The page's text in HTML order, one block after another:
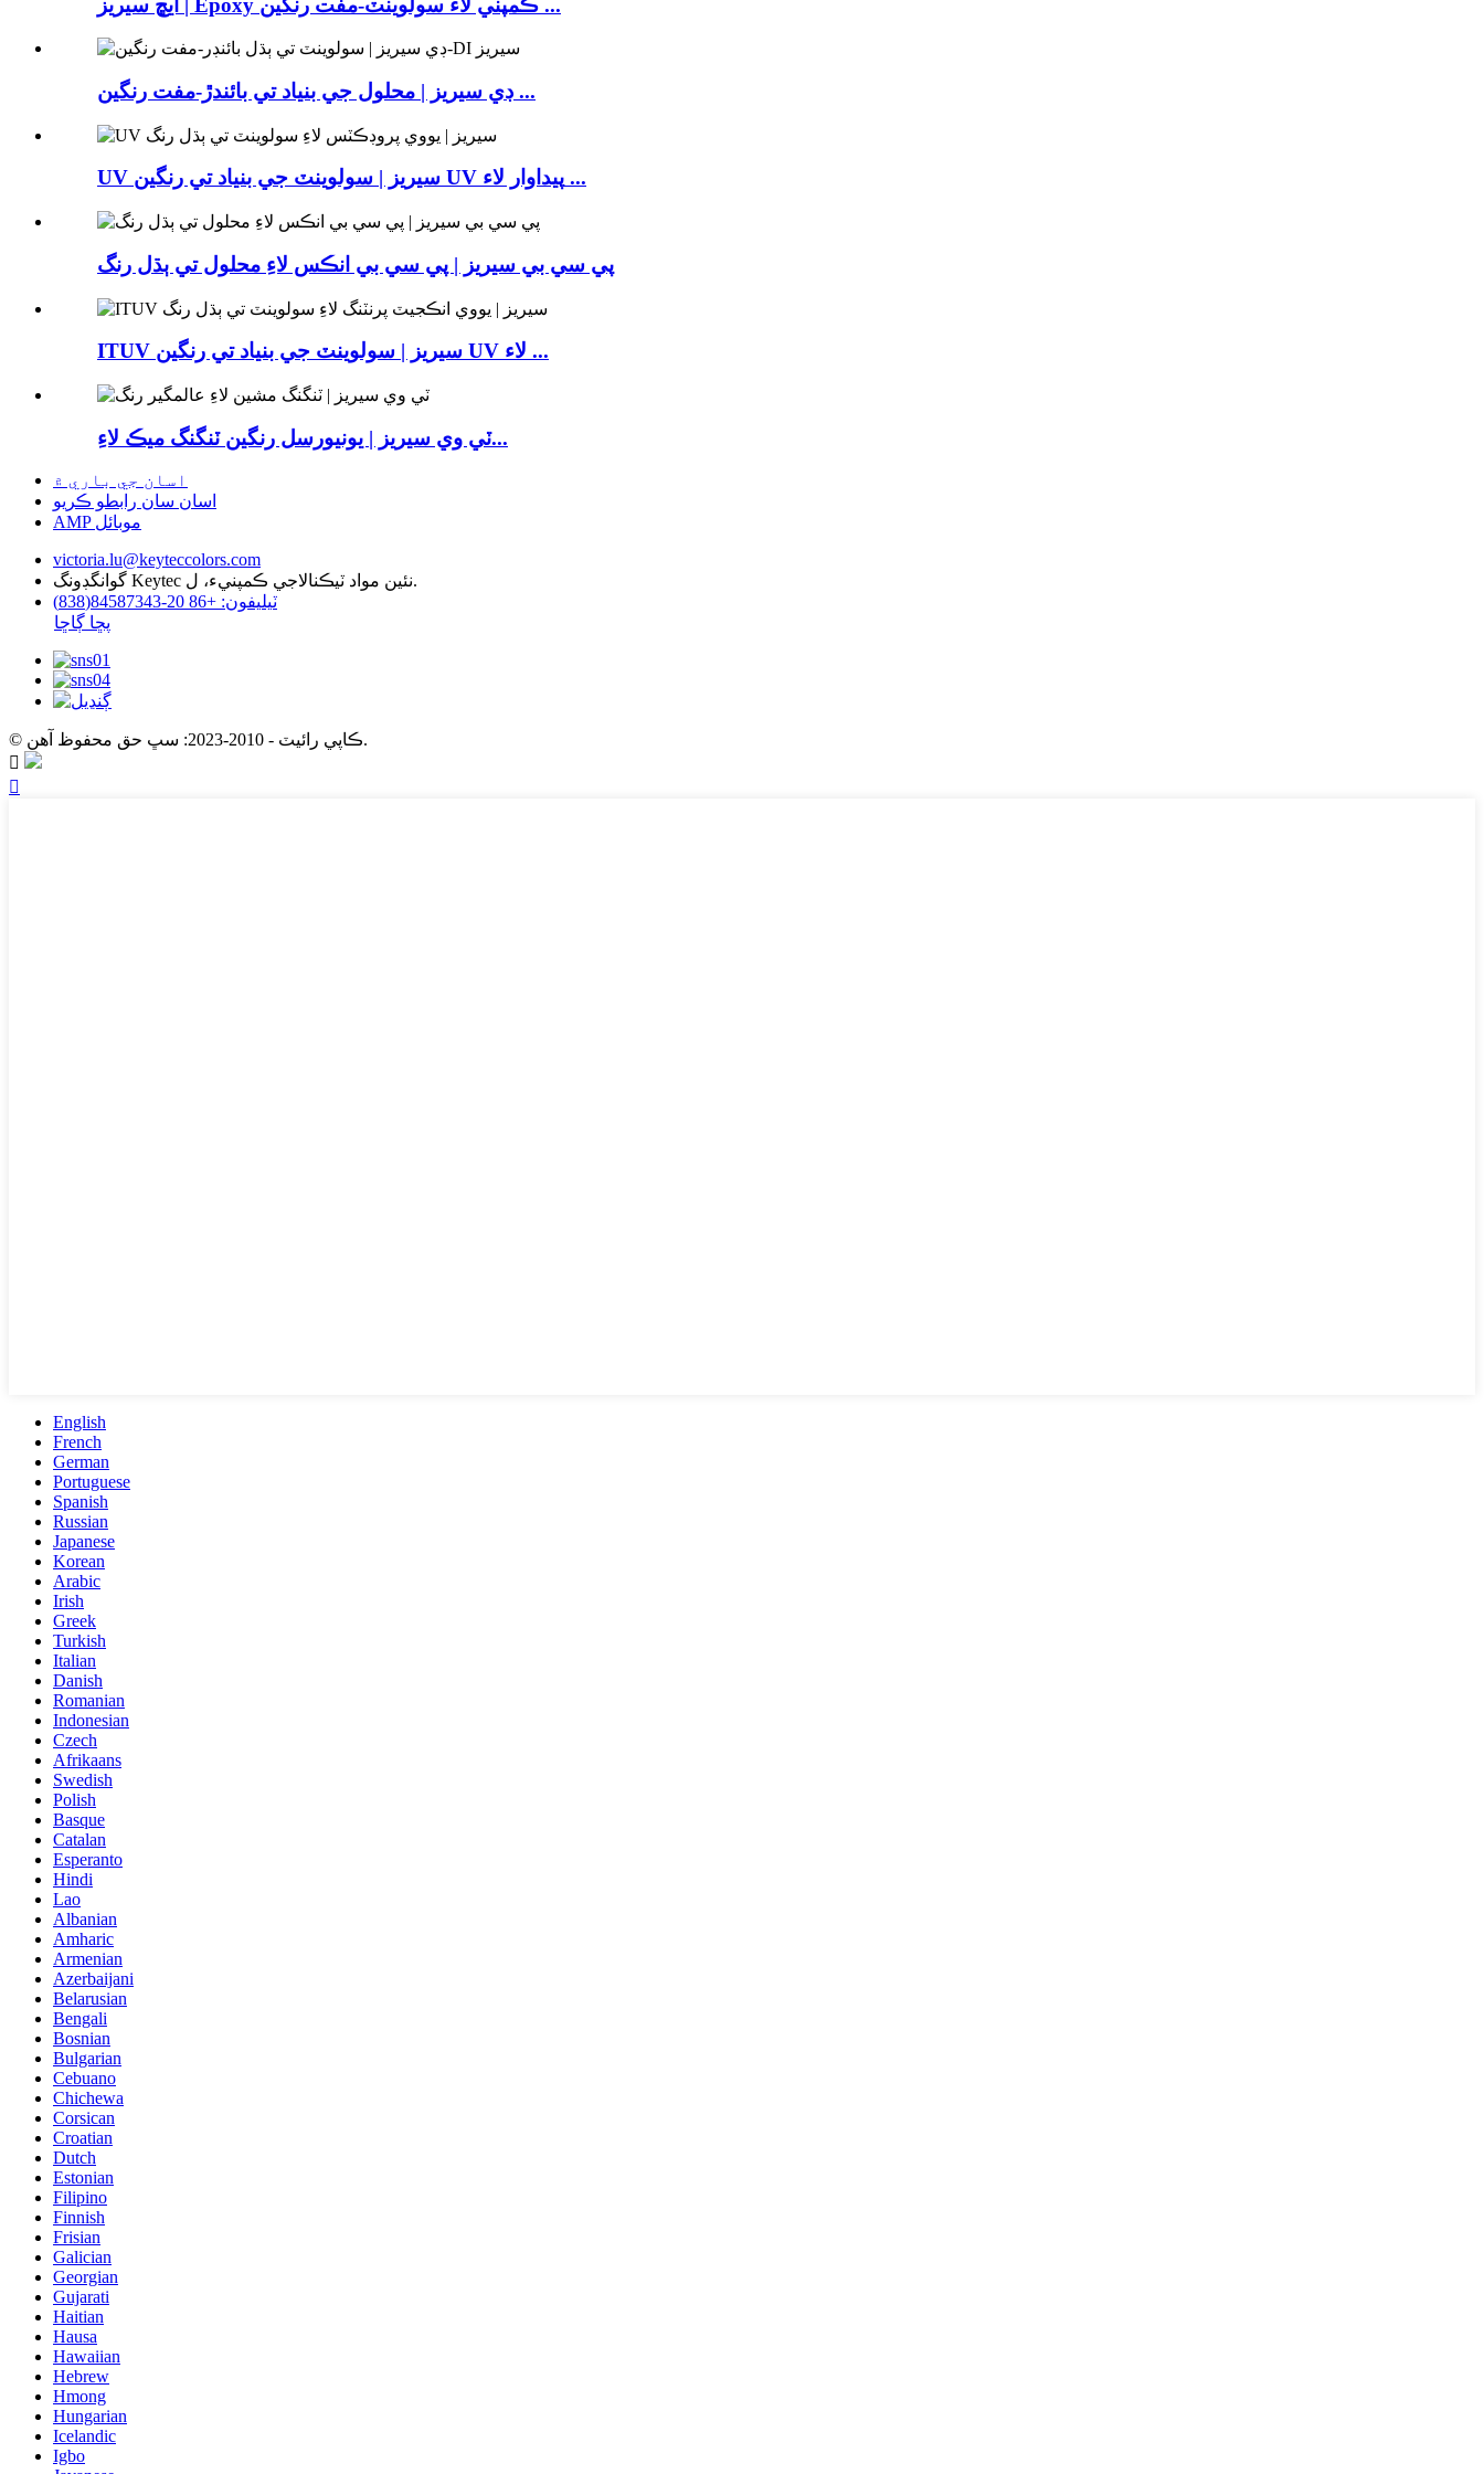
ڊي سيريز | محلول جي بنياد تي بائندڙ-مفت رنگين ...
UV سيريز | سولوينٽ جي بنياد تي رنگين UV پيداوار لاء ...
پي سي بي سيريز | پي سي بي انڪس لاءِ محلول تي ٻڌل رنگ
ITUV سيريز | سولوينٽ جي بنياد تي رنگين UV لاء ...
ٽي وي سيريز | يونيورسل رنگين ٽنگنگ ميڪ لاءِ...
اسان جي باري ۾
اسان سان رابطو ڪريو
AMP موبائل
victoria.lu@keyteccolors.com
گوانگڊونگ Keytec نئين مواد ٽيڪنالاجي ڪمپنيء، ل.
ٽيليفون: +86 20-84587343(838)
پڇا ڳاڇا
© ڪاپي رائيٽ - 2010-2023: سڀ حق محفوظ آهن.


English
French
German
Portuguese
Spanish
Russian
Japanese
Korean
Arabic
Irish
Greek
Turkish
Italian
Danish
Romanian
Indonesian
Czech
Afrikaans
Swedish
Polish
Basque
Catalan
Esperanto
Hindi
Lao
Albanian
Amharic
Armenian
Azerbaijani
Belarusian
Bengali
Bosnian
Bulgarian
Cebuano
Chichewa
Corsican
Croatian
Dutch
Estonian
Filipino
Finnish
Frisian
Galician
Georgian
Gujarati
Haitian
Hausa
Hawaiian
Hebrew
Hmong
Hungarian
Icelandic
Igbo